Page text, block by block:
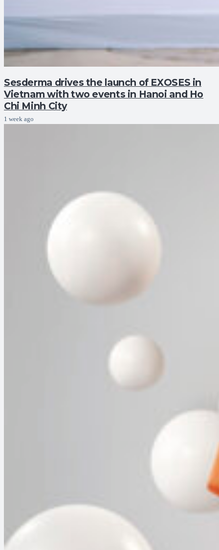
Sesderma drives the launch of EXOSES in
Vietnam with two events in Hanoi and Ho
Chi Minh City
1 week ago